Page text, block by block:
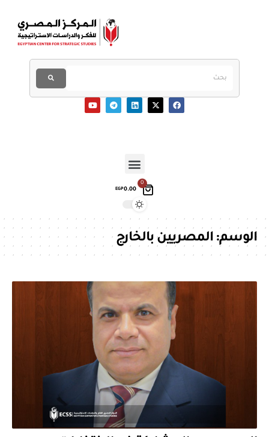
0
EGP0.00
الوسم:المصريين بالخارج